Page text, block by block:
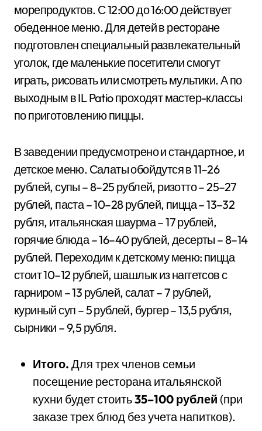
морепродуктов. С 12:00 до 16:00 действует
обеденное меню. Для детей в ресторане
подготовлен специальный развлекательный
уголок, где маленькие посетители смогут
играть, рисовать или смотреть мультики. А по
выходным в IL Patio проходят мастер-классы
по приготовлению пиццы.
В заведении предусмотрено и стандартное, и
детское меню. Салаты обойдутся в 11–26
рублей, супы – 8–25 рублей, ризотто – 25–27
рублей, паста – 10–28 рублей, пицца – 13–32
рубля, итальянская шаурма – 17 рублей,
горячие блюда – 16–40 рублей, десерты – 8–14
рублей. Переходим к детскому меню: пицца
стоит 10–12 рублей, шашлык из наггетсов с
гарниром – 13 рублей, салат – 7 рублей,
куриный суп – 5 рублей, бургер – 13,5 рубля,
сырники – 9,5 рубля.
Итого. Для трех членов семьи
посещение ресторана итальянской
кухни будет стоить35–100 рублей (при
заказе трех блюд без учета напитков).